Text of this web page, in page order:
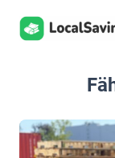
Zum
Inhalt